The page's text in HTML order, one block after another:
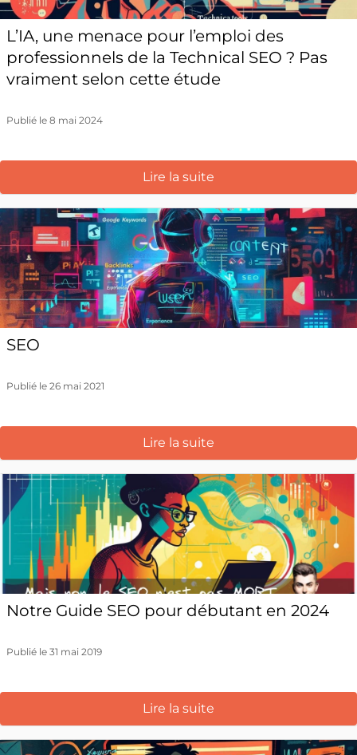
L’IA, une menace pour l’emploi des
professionnels de la Technical SEO ? Pas
vraiment selon cette étude
Publié le 8 mai 2024
Lire la suite
SEO
Publié le 26 mai 2021
Lire la suite
Notre Guide SEO pour débutant en 2024
Publié le 31 mai 2019
Lire la suite